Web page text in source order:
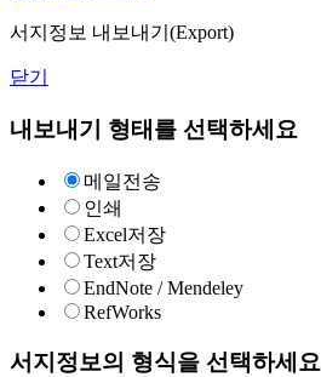
서지정보 내보내기(Export)
닫기
내보내기 형태를 선택하세요
메일전송
인쇄
Excel저장
Text저장
EndNote / Mendeley
RefWorks
서지정보의 형식을 선택하세요